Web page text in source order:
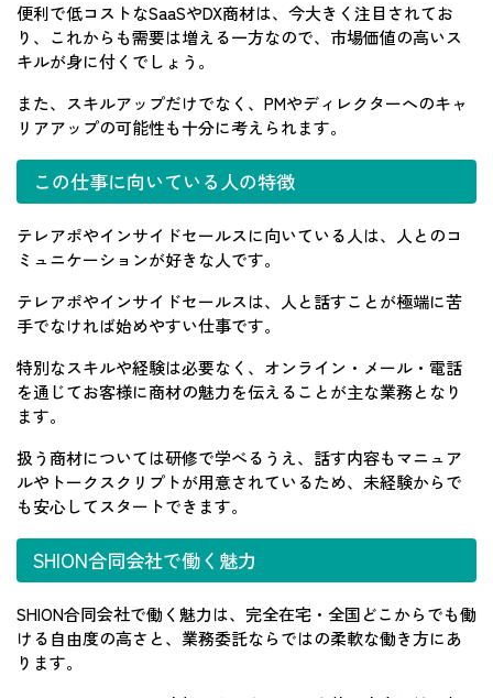
便利で低コストなSaaSやDX商材は、今大きく注目されてお
り、これからも需要は増える一方なので、市場価値の高いス
キルが身に付くでしょう。
また、スキルアップだけでなく、PMやディレクターへのキャ
リアアップの可能性も十分に考えられます。
この仕事に向いている人の特徴
テレアポやインサイドセールスに向いている人は、人とのコ
ミュニケーションが好きな人です。
テレアポやインサイドセールスは、人と話すことが極端に苦
手でなければ始めやすい仕事です。
特別なスキルや経験は必要なく、オンライン・メール・電話
を通じてお客様に商材の魅力を伝えることが主な業務となり
ます。
扱う商材については研修で学べるうえ、話す内容もマニュア
ルやトークスクリプトが用意されているため、未経験からで
も安心してスタートできます。
SHION合同会社で働く魅力
SHION合同会社で働く魅力は、完全在宅・全国どこからでも働
ける自由度の高さと、業務委託ならではの柔軟な働き方にあ
ります。